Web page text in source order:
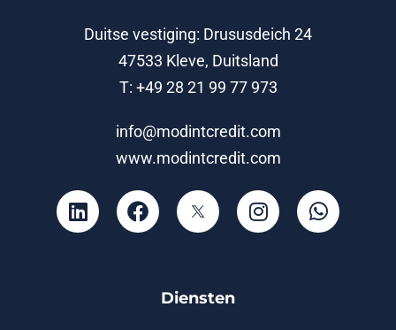
Duitse vestiging: Drususdeich 24
47533 Kleve, Duitsland
T: +49 28 21 99 77 973
info@modintcredit.com
www.modintcredit.com
Diensten